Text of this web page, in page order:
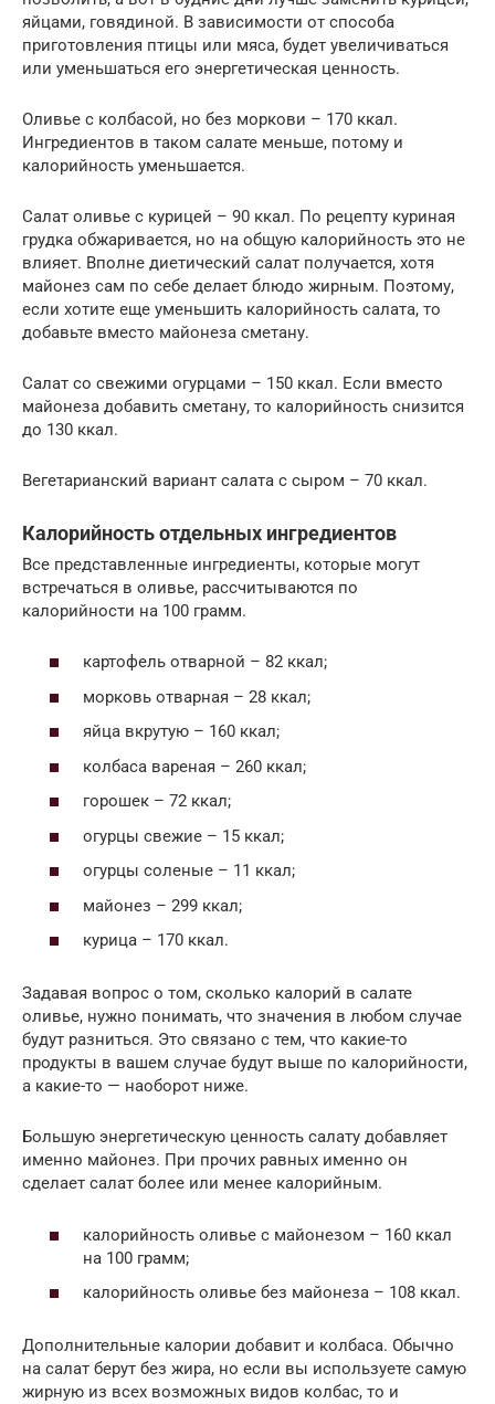
яйцами, говядиной. В зависимости от способа
приготовления птицы или мяса, будет увеличиваться
или уменьшаться его энергетическая ценность.
Оливье с колбасой, но без моркови – 170 ккал.
Ингредиентов в таком салате меньше, потому и
калорийность уменьшается.
Салат оливье с курицей – 90 ккал. По рецепту куриная
грудка обжаривается, но на общую калорийность это не
влияет. Вполне диетический салат получается, хотя
майонез сам по себе делает блюдо жирным. Поэтому,
если хотите еще уменьшить калорийность салата, то
добавьте вместо майонеза сметану.
Салат со свежими огурцами – 150 ккал. Если вместо
майонеза добавить сметану, то калорийность снизится
до 130 ккал.
Вегетарианский вариант салата с сыром – 70 ккал.
Калорийность отдельных ингредиентов
Все представленные ингредиенты, которые могут
встречаться в оливье, рассчитываются по
калорийности на 100 грамм.
картофель отварной – 82 ккал;
морковь отварная – 28 ккал;
яйца вкрутую – 160 ккал;
колбаса вареная – 260 ккал;
горошек – 72 ккал;
огурцы свежие – 15 ккал;
огурцы соленые – 11 ккал;
майонез – 299 ккал;
курица – 170 ккал.
Задавая вопрос о том, сколько калорий в салате
оливье, нужно понимать, что значения в любом случае
будут разниться. Это связано с тем, что какие-то
продукты в вашем случае будут выше по калорийности,
а какие-то — наоборот ниже.
Большую энергетическую ценность салату добавляет
именно майонез. При прочих равных именно он
сделает салат более или менее калорийным.
калорийность оливье с майонезом – 160 ккал
на 100 грамм;
калорийность оливье без майонеза – 108 ккал.
Дополнительные калории добавит и колбаса. Обычно
на салат берут без жира, но если вы используете самую
жирную из всех возможных видов колбас, то и